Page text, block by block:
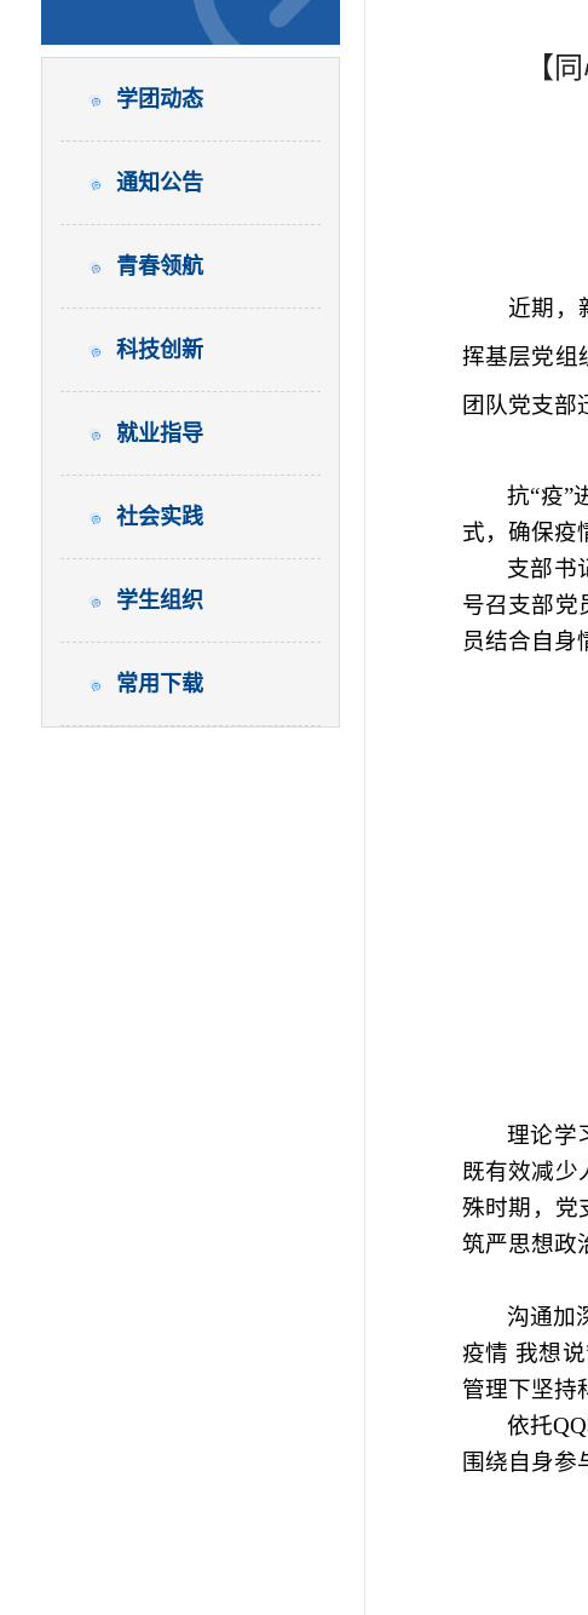
学团动态
通知公告
青春领航
科技创新
就业指导
社会实践
学生组织
常用下载
【
近期，
挥基层党组
团队党支部
抗“疫”
式，确保疫
支部书
号召支部党
员结合自身
理论学
既有效减
殊时期，党
筑严思想政
沟通加
疫情 我想
管理下坚持
依托
围绕自身参